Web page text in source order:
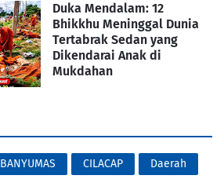
Duka Mendalam: 12
Bhikkhu Meninggal Dunia
Tertabrak Sedan yang
Dikendarai Anak di
Mukdahan
BANYUMAS CILACAP
Daerah